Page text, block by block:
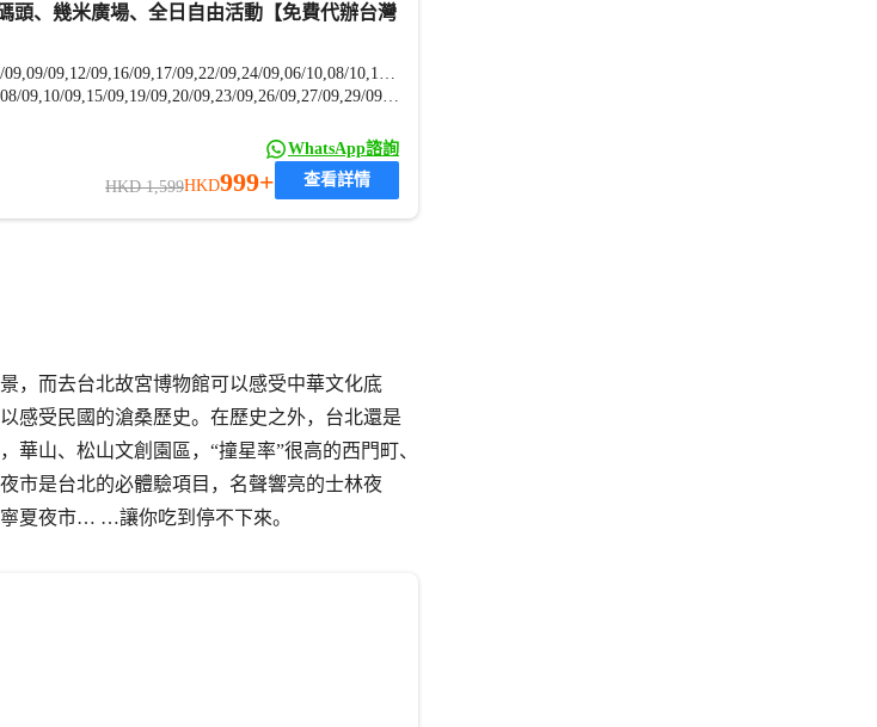
頭、幾米廣場、全日自由活動【免費代辦台灣
18/08,22/08,29/08,01/09,02/09,05/09,09/09,12/09,16/09,17/09,22/09,24/09,06/10,08/10,13/10,15/10,20/10,14/11
20/08,25/08,26/08,03/09,07/09,08/09,10/09,15/09,19/09,20/09,23/09,26/09,27/09,29/09,30/09,04/10,07/10,10/10,14/10,17/10
WhatsApp諮詢
HKD 1,599HKD999+ 查看詳情
，而去台北故宮博物館可以感受中華文化底
感受民國的滄桑歷史。在歷史之外，台北還是
山、松山文創園區，“撞星率”很高的西門町、
市是台北的必體驗項目，名聲響亮的士林夜
夏夜市… …讓你吃到停不下來。